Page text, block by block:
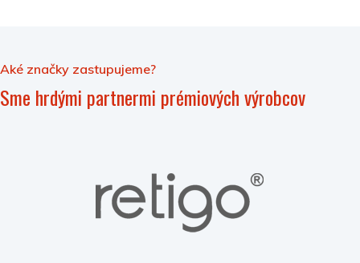
Aké značky zastupujeme?
Sme hrdými partnermi prémiových výrobcov